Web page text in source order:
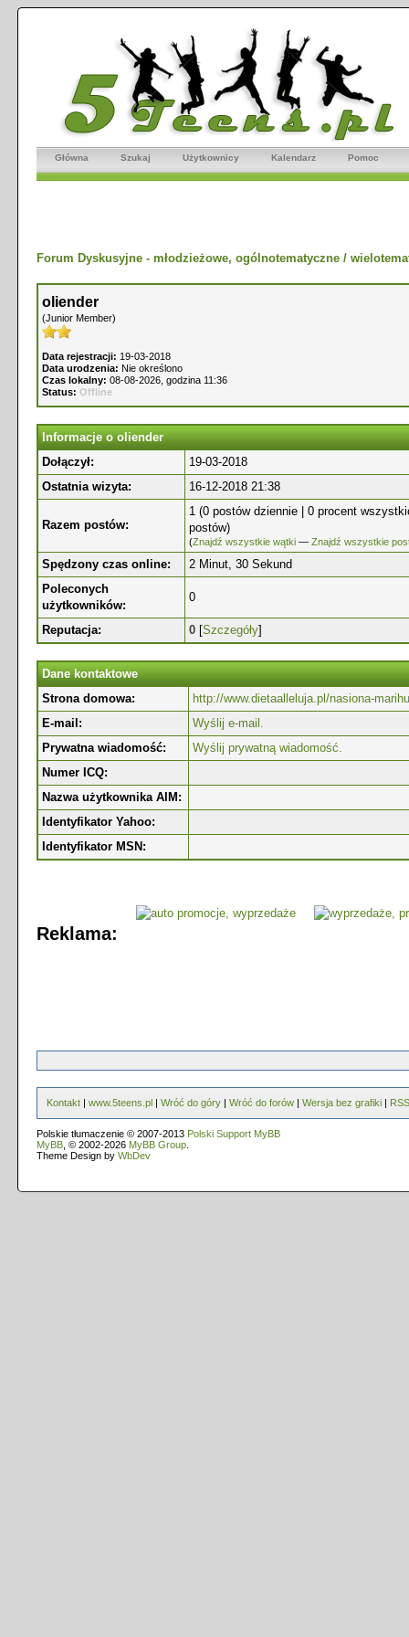
Główna Szukaj Użytkownicy Kalendarz Pomoc
Forum Dyskusyjne - młodzieżowe, ogólnotematyczne /
oliender
(Junior Member)
Data rejestracji: 19-03-2018
Data urodzenia: Nie określono
Czas lokalny: 08-08-2026, godzina 11:36
Status: Offline
Informacje o oliender
Dołączył:
19-03-2018
Ostatnia wizyta:
16-12-2018 21:38
Razem postów:
1 (0 postów dziennie | 0 procent
postów)
(Znajdź wszystkie wątki — Znajdź wszystkie
Spędzony czas online:
2 Minut, 30 Sekund
Poleconych
użytkowników:
0
Reputacja: 0 [Szczegóły]
Dane kontaktowe
Strona domowa:
http://www.dietaalleluja.pl/nasiona-
E-mail:
Wyślij e-mail.
Prywatna wiadomość:
Wyślij prywatną wiadomość.
Numer ICQ:
Nazwa użytkownika AIM:
Identyfikator Yahoo:
Identyfikator MSN:
Reklama:
Kontakt | www.5teens.pl | Wróć do góry | Wróć do forów | Wersja bez grafiki | RSS
Polskie tłumaczenie © 2007-2013 Polski Support MyBB
MyBB , © 2002-2026 MyBB Group
Theme Design by WbDev